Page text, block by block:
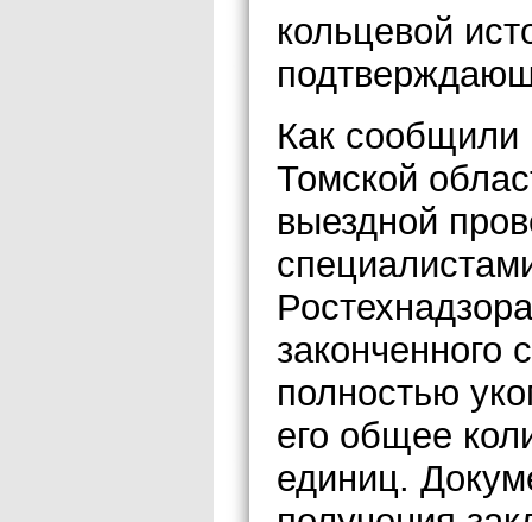
кольцевой
Как сообщили
Томской
выездной
законченного
полностью
его общее
единиц.